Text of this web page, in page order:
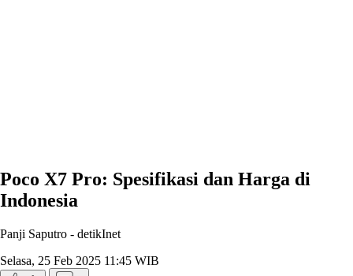
Poco X7 Pro: Spesifikasi dan Harga di
Indonesia
Panji Saputro - detikInet
Selasa, 25 Feb 2025 11:45 WIB